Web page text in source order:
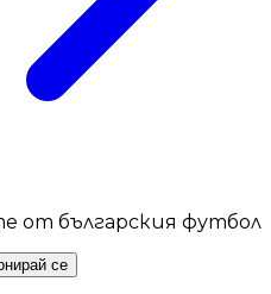
от българския футбол
се